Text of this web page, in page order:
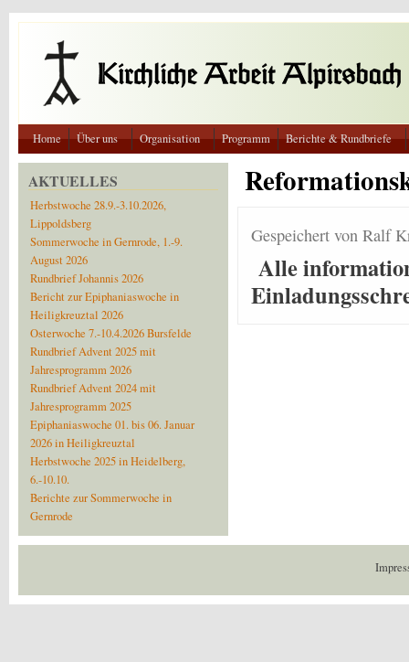
Direkt zum Inhalt
Home Über uns Organisation Programm Berichte & Rundbriefe
AKTUELLES
Herbstwoche 28.9.-3.10.2026,
Lippoldsberg
Sommerwoche in Gernrode, 1.-9.
August 2026
Rundbrief Johannis 2026
Bericht zur Epiphaniaswoche in
Heiligkreuztal 2026
Osterwoche 7.-10.4.2026 Bursfelde
Rundbrief Advent 2025 mit
Jahresprogramm 2026
Rundbrief Advent 2024 mit
Jahresprogramm 2025
Epiphaniaswoche 01. bis 06. Januar
2026 in Heiligkreuztal
Herbstwoche 2025 in Heidelberg,
6.-10.10.
Berichte zur Sommerwoche in
Gernrode
Gespeichert von Ralf
Alle